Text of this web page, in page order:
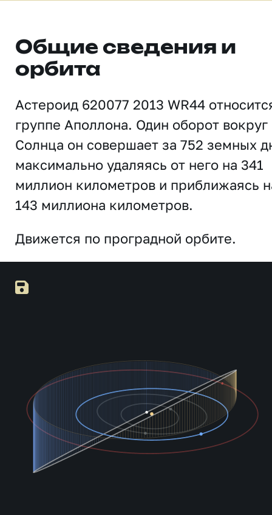
Общие сведения и
орбита
Астероид 620077 2013 WR44
группе Аполлона. Один оборот вокруг
Солнца он совершает за 752 земных
максимально удаляясь от него на 341
миллион километров и приближаясь
143 миллиона километров.
Движется по проградной орбите.